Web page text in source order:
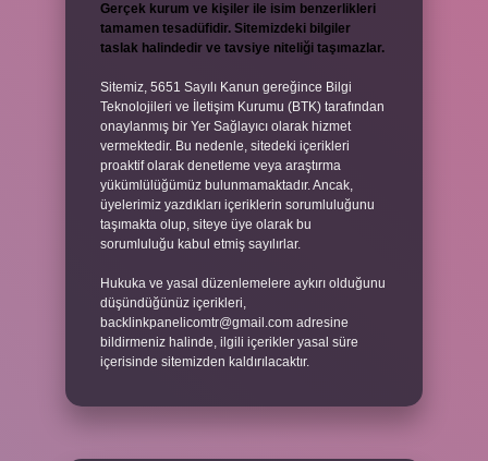
Gerçek kurum ve kişiler ile isim benzerlikleri
tamamen tesadüfidir. Sitemizdeki bilgiler
taslak halindedir ve tavsiye niteliği taşımazlar.
Sitemiz, 5651 Sayılı Kanun gereğince Bilgi
Teknolojileri ve İletişim Kurumu (BTK) tarafından
onaylanmış bir Yer Sağlayıcı olarak hizmet
vermektedir. Bu nedenle, sitedeki içerikleri
proaktif olarak denetleme veya araştırma
yükümlülüğümüz bulunmamaktadır. Ancak,
üyelerimiz yazdıkları içeriklerin sorumluluğunu
taşımakta olup, siteye üye olarak bu
sorumluluğu kabul etmiş sayılırlar.
Hukuka ve yasal düzenlemelere aykırı olduğunu
düşündüğünüz içerikleri,
backlinkpanelicomtr@gmail.com adresine
bildirmeniz halinde, ilgili içerikler yasal süre
içerisinde sitemizden kaldırılacaktır.